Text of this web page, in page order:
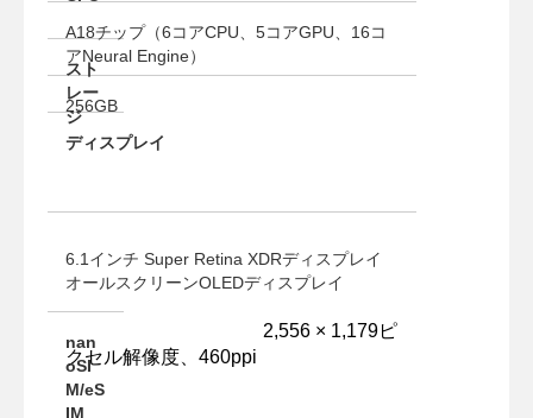
A18チップ（6コアCPU、5コアGPU、16コ
アNeural Engine）
スト
レー
ジ
256GB
ディスプレイ
6.1インチ Super Retina XDRディスプレイ
オールスクリーンOLEDディスプレイ
2,556 × 1,179ピ
クセル解像度、460ppi
nan
oSI
M/eS
IM